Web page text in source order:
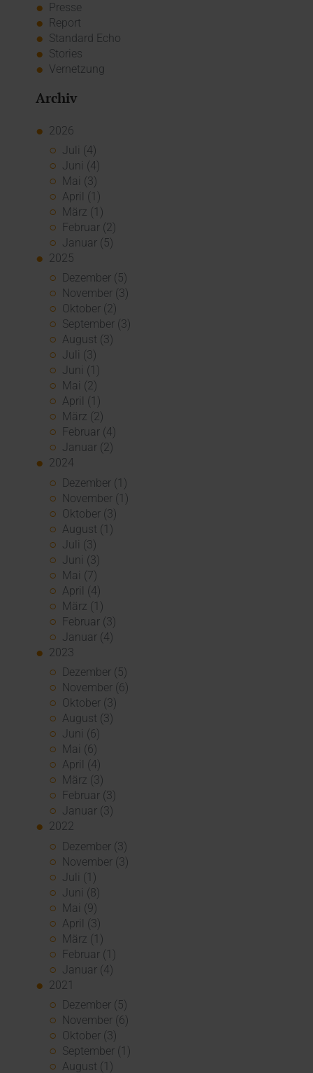
Presse
Report
Standard Echo
Stories
Vernetzung
Archiv
2026
Juli (4)
Juni (4)
Mai (3)
April (1)
März (1)
Februar (2)
Januar (5)
2025
Dezember (5)
November (3)
Oktober (2)
September (3)
August (3)
Juli (3)
Juni (1)
Mai (2)
April (1)
März (2)
Februar (4)
Januar (2)
2024
Dezember (1)
November (1)
Oktober (3)
August (1)
Juli (3)
Juni (3)
Mai (7)
April (4)
März (1)
Februar (3)
Januar (4)
2023
Dezember (5)
November (6)
Oktober (3)
August (3)
Juni (6)
Mai (6)
April (4)
März (3)
Februar (3)
Januar (3)
2022
Dezember (3)
November (3)
Juli (1)
Juni (8)
Mai (9)
April (3)
März (1)
Februar (1)
Januar (4)
2021
Dezember (5)
November (6)
Oktober (3)
September (1)
August (1)